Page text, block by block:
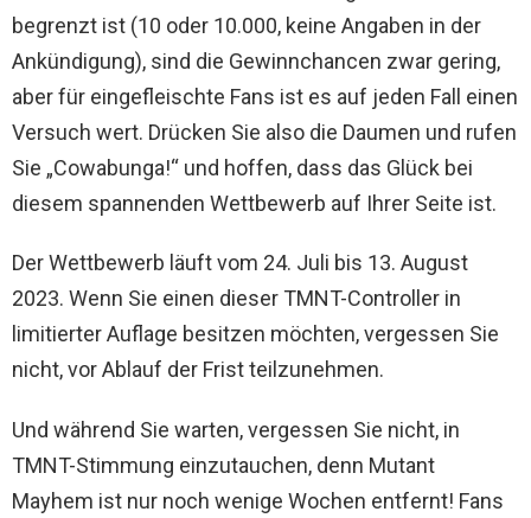
begrenzt ist (10 oder 10.000, keine Angaben in der
Ankündigung), sind die Gewinnchancen zwar gering,
aber für eingefleischte Fans ist es auf jeden Fall einen
Versuch wert. Drücken Sie also die Daumen und rufen
Sie „Cowabunga!“ und hoffen, dass das Glück bei
diesem spannenden Wettbewerb auf Ihrer Seite ist.
Der Wettbewerb läuft vom 24. Juli bis 13. August
2023. Wenn Sie einen dieser TMNT-Controller in
limitierter Auflage besitzen möchten, vergessen Sie
nicht, vor Ablauf der Frist teilzunehmen.
Und während Sie warten, vergessen Sie nicht, in
TMNT-Stimmung einzutauchen, denn Mutant
Mayhem ist nur noch wenige Wochen entfernt! Fans